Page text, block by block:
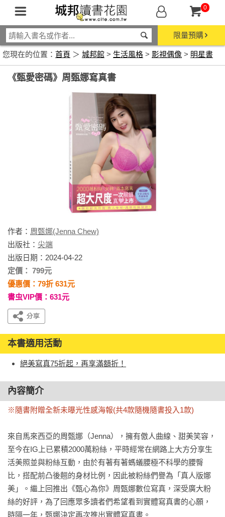
0
限量預購
您現在的位置： 首頁 ＞ 城邦館 > 生活風格 > 影視偶像 > 明星書
《甄愛密碼》周甄娜寫真書
作者： 周甄娜(Jenna Chew)
出版社： 尖端
出版日期：2024-04-22
定價： 799元
優惠價：79折 631元
書虫VIP價：631元
本書適用活動
絕美寫真75折起，再享滿額折！
內容簡介
※隨書附贈全新未曝光性感海報(共4款隨機隨書投入1款)
來自馬來西亞的周甄娜（Jenna），擁有傲人曲線、甜美笑容，
至今在IG上已累積2000萬粉絲，平時經常在網路上大方分享生
活美照並與粉絲互動，由於有著有著螞蟻腰極不科學的腰臀
比，搭配前凸後翹的身材比例，因此被粉絲們譽為「真人版娜
美」。繼上回推出《甄心為你》周甄娜數位寫真，深受廣大粉
絲的好評，為了回應眾多讀者們希望看到實體寫真書的心願，
時隔一年，甄娜決定再次推出實體寫真書。